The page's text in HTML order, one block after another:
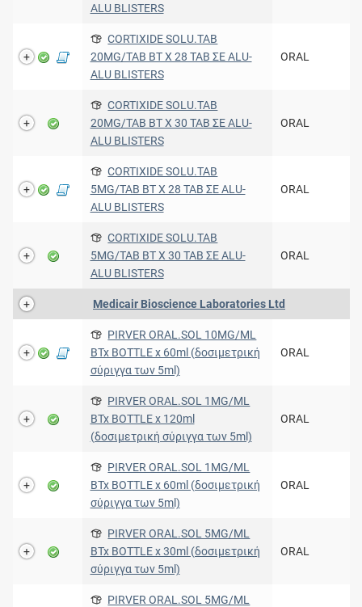
ALU BLISTERS
CORTIXIDE SOLU.TAB
20MG/TAB BT X 28 TAB ΣΕ ALU-
ALU BLISTERS
ORAL
CORTIXIDE SOLU.TAB
20MG/TAB BT X 30 TAB ΣΕ ALU-
ALU BLISTERS
ORAL
CORTIXIDE SOLU.TAB
5MG/TAB BT X 28 TAB ΣΕ ALU-
ALU BLISTERS
ORAL
CORTIXIDE SOLU.TAB
5MG/TAB BT X 30 TAB ΣΕ ALU-
ALU BLISTERS
ORAL
Medicair Bioscience Laboratories Ltd
PIRVER ORAL.SOL 10MG/ML
BTx BOTTLE x 60ml (δοσιμετρική
σύριγγα των 5ml)
ORAL
PIRVER ORAL.SOL 1MG/ML
BTx BOTTLE x 120ml
(δοσιμετρική σύριγγα των 5ml)
ORAL
PIRVER ORAL.SOL 1MG/ML
BTx BOTTLE x 60ml (δοσιμετρική
σύριγγα των 5ml)
ORAL
PIRVER ORAL.SOL 5MG/ML
BTx BOTTLE x 30ml (δοσιμετρική
σύριγγα των 5ml)
ORAL
PIRVER ORAL.SOL 5MG/ML